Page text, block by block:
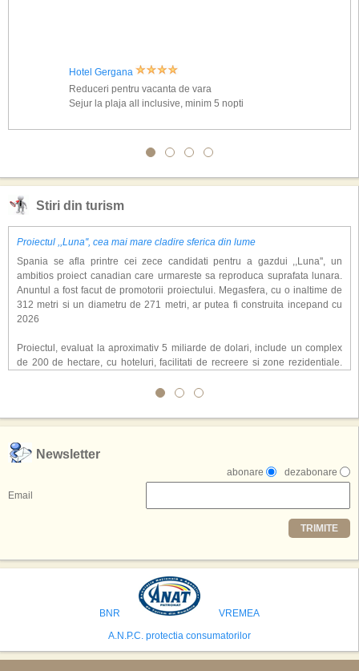
Hotel Gergana
Reduceri pentru vacanta de vara
Sejur la plaja all inclusive, minim 5 nopti
Stiri din turism
Proiectul ,,Luna'', cea mai mare cladire sferica din lume
Spania se afla printre cei zece candidati pentru a gazdui ,,Luna'', un
ambitios proiect canadian care urmareste sa reproduca suprafata lunara.
Anuntul a fost facut de promotorii proiectului. Megasfera, cu o inaltime de
312 metri si un diametru de 271 metri, ar putea fi construita incepand cu
2026
Proiectul, evaluat la aproximativ 5 miliarde de dolari, include un complex
de 200 de hectare, cu hoteluri, facilitati de recreere si zone rezidentiale.
atragerea a pana la 10 milioane de turisti anual. �Luna� ar putea deveni
exclusiv simularea suprafetei lunare.
,,Credem ca exista sanse mari sa anuntam nu doar o locatie, ci poate mai
multe'', a declarat Michael R. Henderson, cofondator al Moon World
Resorts, citat de Gulf News. Potrivit acestuia, 2026 ar putea deveni un an
decisiv pentru reali zarea proiectului.
Printre celelalte tari care concureaza pentru a gazdui aceasta constructie
se numara Australia, Brazilia, China, Egipt, India, Polonia, Thailanda,
avea cele mai mari sanse de a castiga licitatia. Totusi, Spania, care se
preconizeaza ca va deveni a doua cea mai vizitata tara din lume in 2025,
isi bazeaza oferta pe infrastructura turistica solida si capacitatea hoteliera."
Newsletter
dezabonare
abonare
Email
TRIMITE
BNR
VREMEA
A.N.P.C. protectia consumatorilor